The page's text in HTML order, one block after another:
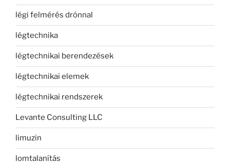
légi felmérés drónnal
légtechnika
légtechnikai berendezések
légtechnikai elemek
légtechnikai rendszerek
Levante Consulting LLC
limuzin
lomtalanítás